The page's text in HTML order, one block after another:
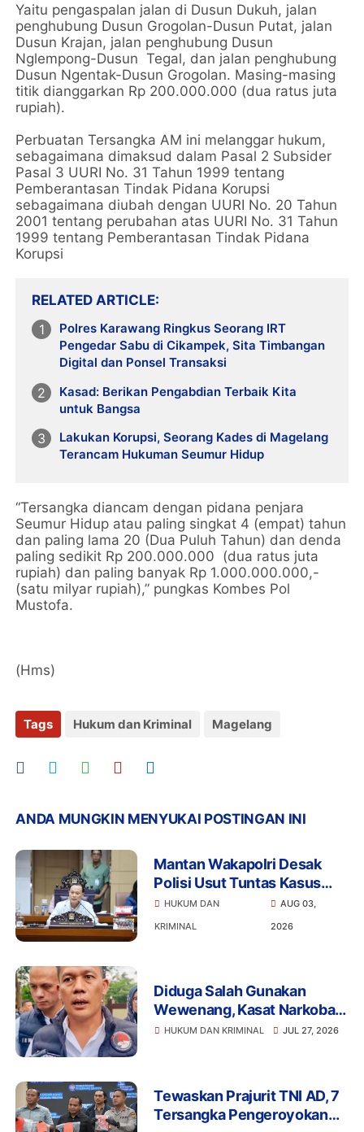
Yaitu pengaspalan jalan di Dusun Dukuh, jalan
penghubung Dusun Grogolan-Dusun Putat, jalan
Dusun Krajan, jalan penghubung Dusun
Nglempong-Dusun Tegal, dan jalan penghubung
Dusun Ngentak-Dusun Grogolan. Masing-masing
titik dianggarkan Rp 200.000.000 (dua ratus juta
rupiah).
Perbuatan Tersangka AM ini melanggar hukum,
sebagaimana dimaksud dalam Pasal 2 Subsider
Pasal 3 UURI No. 31 Tahun 1999 tentang
Pemberantasan Tindak Pidana Korupsi
sebagaimana diubah dengan UURI No. 20 Tahun
2001 tentang perubahan atas UURI No. 31 Tahun
1999 tentang Pemberantasan Tindak Pidana
Korupsi
RELATED ARTICLE
Polres Karawang Ringkus Seorang IRT
Pengedar Sabu di Cikampek, Sita Timbangan
Digital dan Ponsel Transaksi
Kasad: Berikan Pengabdian Terbaik Kita
untuk Bangsa
Lakukan Korupsi, Seorang Kades di Magelang
Terancam Hukuman Seumur Hidup
“Tersangka diancam dengan pidana penjara
Seumur Hidup atau paling singkat 4 (empat) tahun
dan paling lama 20 (Dua Puluh Tahun) dan denda
paling sedikit Rp 200.000.000 (dua ratus juta
rupiah) dan paling banyak Rp 1.000.000.000,-
(satu milyar rupiah),” pungkas Kombes Pol
Mustofa.
(Hms)
Tags Hukum dan Kriminal Magelang
ANDA MUNGKIN MENYUKAI POSTINGAN INI
Mantan Wakapolri Desak
Polisi Usut Tuntas Kasus
Bigmo Ajak Anak di Bawah
Umur Promosikan Vape
HUKUM DAN
KRIMINAL
AUG 03,
2026
Diduga Salah Gunakan
Wewenang, Kasat Narkoba
Polres Tangsel dan 6
HUKUM DAN KRIMINAL JUL 27, 2026
Tewaskan Prajurit TNI AD, 7
Tersangka Pengeroyokan